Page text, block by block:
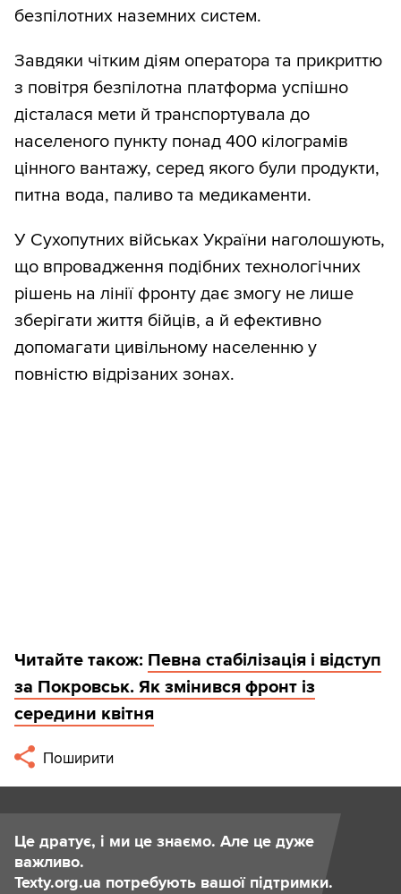
безпілотних наземних систем.
Завдяки чітким діям оператора та прикриттю
з повітря безпілотна платформа успішно
дісталася мети й транспортувала до
населеного пункту понад 400 кілограмів
цінного вантажу, серед якого були продукти,
питна вода, паливо та медикаменти.
У Сухопутних військах України наголошують,
що впровадження подібних технологічних
рішень на лінії фронту дає змогу не лише
зберігати життя бійців, а й ефективно
допомагати цивільному населенню у
повністю відрізаних зонах.
Читайте також: Певна стабілізація і відступ
за Покровськ. Як змінився фронт із
середини квітня
Поширити
Це дратує, і ми це знаємо. Але це дуже
важливо.
Texty.org.ua потребують вашої підтримки.